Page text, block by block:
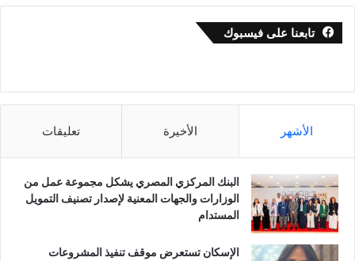
تابعنا على فيسبوك
الأشهر الأخيرة تعليقات
البنك المركزي المصري يشكل مجموعة عمل من
الوزارات والجهات المعنية لإصدار تصنيف التمويل
المستدام
الإسكان تستعرض موقف تنفيذ المشروعات